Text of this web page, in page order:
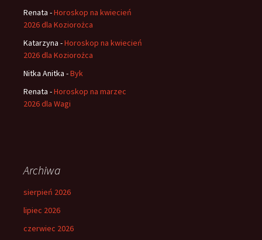
Renata -Horoskop na kwiecień
2026 dla Koziorożca
Katarzyna -Horoskop na kwiecień
2026 dla Koziorożca
Nitka Anitka -Byk
Renata -Horoskop na marzec
2026 dla Wagi
Archiwa
sierpień 2026
lipiec 2026
czerwiec 2026